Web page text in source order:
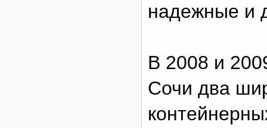
надежные и
В 2008 и
Сочи два